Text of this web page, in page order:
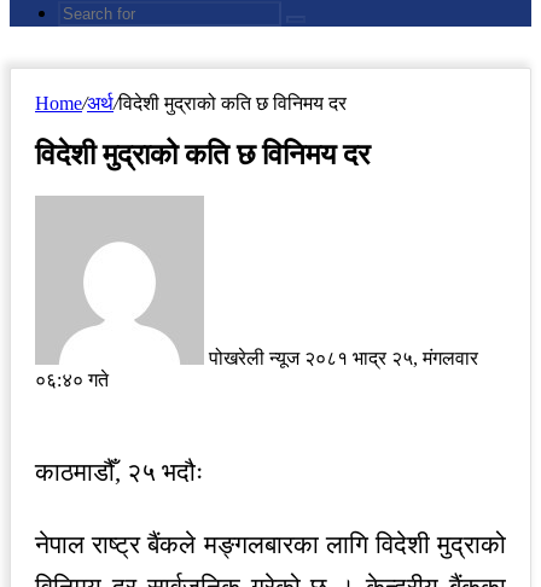
Search
Home/अर्थ/विदेशी मुद्राको कति छ विनिमय दर
विदेशी मुद्राको कति छ विनिमय दर
पोखरेली न्यूज २०८१ भाद्र २५, मंगलवार
०६:४० गते
काठमाडौँ, २५ भदौः
नेपाल राष्ट्र बैंकले मङ्गलबारका लागि विदेशी मुद्राको